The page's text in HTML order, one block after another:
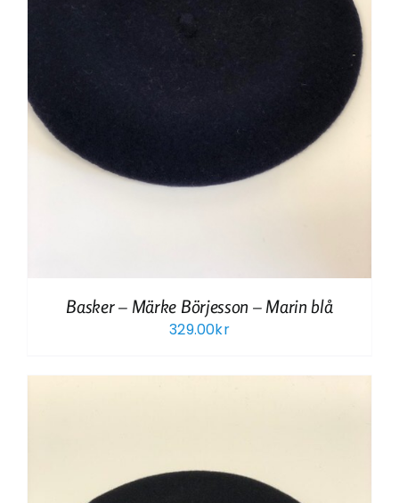
Basker – Märke Börjesson – Marin blå
329.00kr